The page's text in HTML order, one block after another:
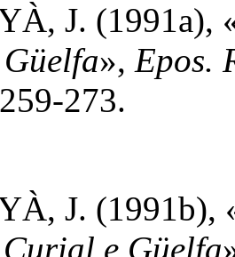
J. (1991a),
», Epos.
273.
J. (1991b),
Curial e Güelfa